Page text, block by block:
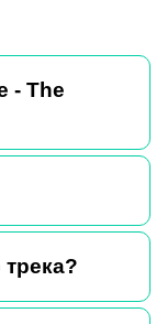
- The
трека?